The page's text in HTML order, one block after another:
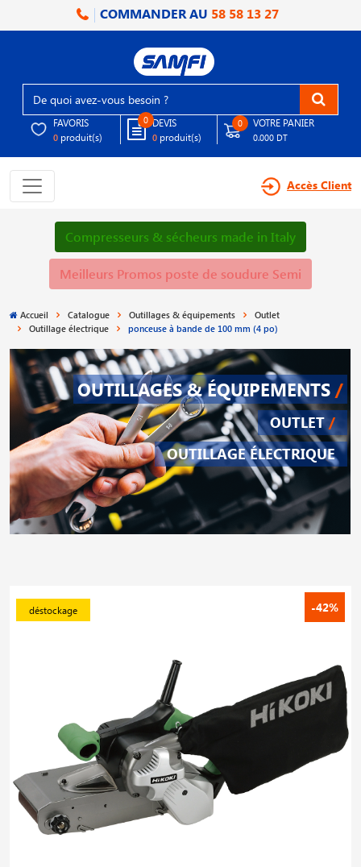
COMMANDER AU 58 58 13 27
FAVORIS
0 produit(s)
0 DEVIS
0 produit(s)
0 VOTRE PANIER
0.000 DT
Accès Client
Compresseurs & sécheurs made in Italy
Meilleurs Promos poste de soudure Semi
Accueil Catalogue Outillages & équipements
Outlet
Outillage électrique
ponceuse à bande de 100 mm (4 po)
OUTILLAGES & ÉQUIPEMENTS /
OUTLET /
OUTILLAGE ÉLECTRIQUE
-42%
déstockage